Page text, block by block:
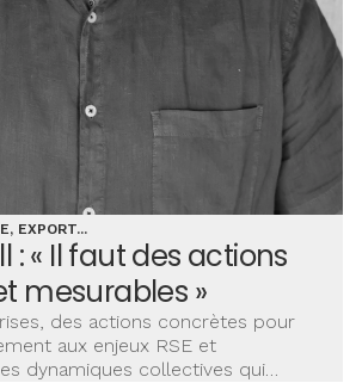
EXPORT...
: « Il faut des actions
mesurables »
des actions concrètes pour
aux enjeux RSE et
dynamiques collectives qui